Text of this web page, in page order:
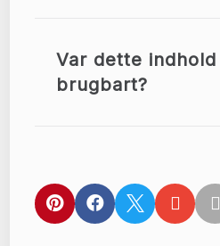
Var dette indhold
brugbart?
    